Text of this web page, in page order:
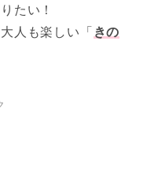
たい！
人も楽しい「 きの